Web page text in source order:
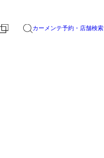
カーメンテ予約・店舗検索